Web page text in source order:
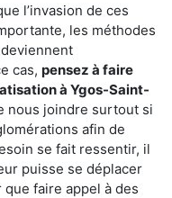
l’invasion de ces
les méthodes
cas, pensez à faire
à Ygos-Saint-
nous joindre surtout si
afin de
se fait ressentir, il
puisse se déplacer
que faire appel à des